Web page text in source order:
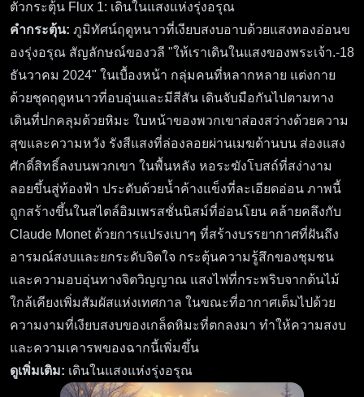
ตัวกระตุ้น Flux 1: เดินในแสงแห่งรุ่งอรุณ
คำกระตุ้น: ภูมิทัศน์ฤดูหนาวที่เงียบสงบอาบด้วยแสงทองอ่อนข
องรุ่งอรุณ สัญลักษณ์ของวลี "ให้เราเดินในแสงของพระเจ้า.-18
ธันวาคม 2024" ในเบื้องหน้า กลุ่มคนที่หลากหลาย แต่งกาย
ด้วยชุดฤดูหนาวที่อบอุ่นและมีสีสัน เดินจับมือกันไปตามทาง
เดินที่ปกคลุมด้วยหิมะ ใบหน้าของพวกเขาส่องสว่างด้วยความ
สุขและความหวัง รังสีแสงที่ล่องลอยผ่านเมฆด้านบน ส่องแสง
ศักดิ์สิทธิ์ลงบนพวกเขา ในพื้นหลัง หอระฆังโบสถ์ที่สง่างาม
ลอยขึ้นสู่ท้องฟ้า ประดับด้วยน้ำค้างแข็งที่ละเอียดอ่อน ภาพนี้
ถูกสร้างขึ้นในสไตล์อิมเพรสชั่นนิสม์ที่อ่อนโยน คล้ายคลึงกับ
Claude Monet ด้วยการแปรงเบาๆ ที่สร้างบรรยากาศที่ฝันถึง
อารมณ์สงบและยกระดับจิตใจ กระตุ้นความรู้สึกของชุมชน
และความอบอุ่นทางจิตวิญญาณ แสงไฟที่กระพริบจากต้นไม้
ใกล้เคียงเพิ่มสัมผัสแห่งเทศกาล ในขณะที่อากาศเต็มไปด้วย
ความงามที่เงียบสงบของเกล็ดหิมะที่ตกลงมา ทำให้ความสงบ
และความเคารพของฉากนี้เพิ่มขึ้น
ดูเพิ่มเติม: เดินในแสงแห่งรุ่งอรุณ